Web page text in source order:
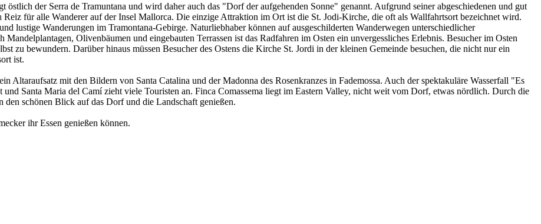
der Serra de Tramuntana und wird daher auch das "Dorf der aufgehenden Sonne" genannt. Aufgrund seiner abgeschiedenen und gut
für alle Wanderer auf der Insel Mallorca. Die einzige Attraktion im Ort ist die St. Jodi-Kirche, die oft als Wallfahrtsort bezeichnet wird.
lustige Wanderungen im Tramontana-Gebirge. Naturliebhaber können auf ausgeschilderten Wanderwegen unterschiedlicher
Olivenbäumen und eingebauten Terrassen ist das Radfahren im Osten ein unvergessliches Erlebnis. Besucher im Osten
zu bewundern. Darüber hinaus müssen Besucher des Ostens die Kirche St. Jordi in der kleinen Gemeinde besuchen, die nicht nur ein
ist.
Altaraufsatz mit den Bildern von Santa Catalina und der Madonna des Rosenkranzes in Fademossa. Auch der spektakuläre Wasserfall "Es
Santa Maria del Camí zieht viele Touristen an. Finca Comassema liegt im Eastern Valley, nicht weit vom Dorf, etwas nördlich. Durch die
schönen Blick auf das Dorf und die Landschaft genießen.
ihr Essen genießen können.